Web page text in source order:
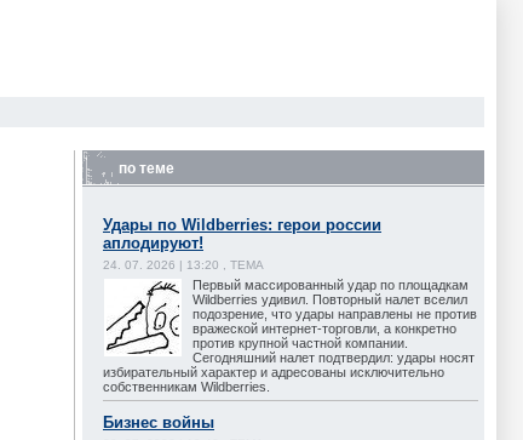
по теме
Удары по Wildberries: герои россии
аплодируют!
24. 07. 2026 | 13:20 , ТЕМА
Первый массированный удар по площадкам
Wildberries удивил. Повторный налет вселил
подозрение, что удары направлены не против
вражеской интернет-торговли, а конкретно
против крупной частной компании.
Сегодняшний налет подтвердил: удары носят
избирательный характер и адресованы исключительно
собственникам Wildberries.
Бизнес войны